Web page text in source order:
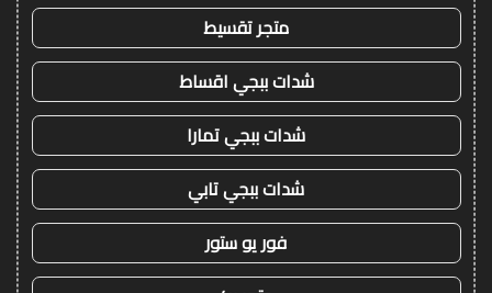
متجر تقسيط
شدات ببجي اقساط
شدات ببجي تمارا
شدات ببجي تابي
فور يو ستور